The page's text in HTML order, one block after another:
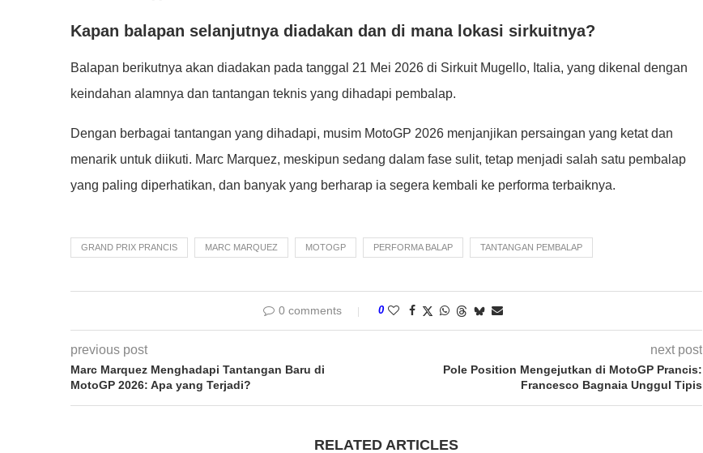
Kapan balapan selanjutnya diadakan dan di mana lokasi sirkuitnya?
Balapan berikutnya akan diadakan pada tanggal 21 Mei 2026 di Sirkuit Mugello, Italia, yang dikenal dengan
keindahan alamnya dan tantangan teknis yang dihadapi pembalap.
Dengan berbagai tantangan yang dihadapi, musim MotoGP 2026 menjanjikan persaingan yang ketat dan
menarik untuk diikuti. Marc Marquez, meskipun sedang dalam fase sulit, tetap menjadi salah satu pembalap
yang paling diperhatikan, dan banyak yang berharap ia segera kembali ke performa terbaiknya.
GRAND PRIX PRANCIS MARC MARQUEZ MOTOGP PERFORMA BALAP TANTANGAN PEMBALAP
0 comments 0
previous post
Marc Marquez Menghadapi Tantangan Baru di
MotoGP 2026: Apa yang Terjadi?
next post
Pole Position Mengejutkan di MotoGP Prancis:
Francesco Bagnaia Unggul Tipis
RELATED ARTICLES